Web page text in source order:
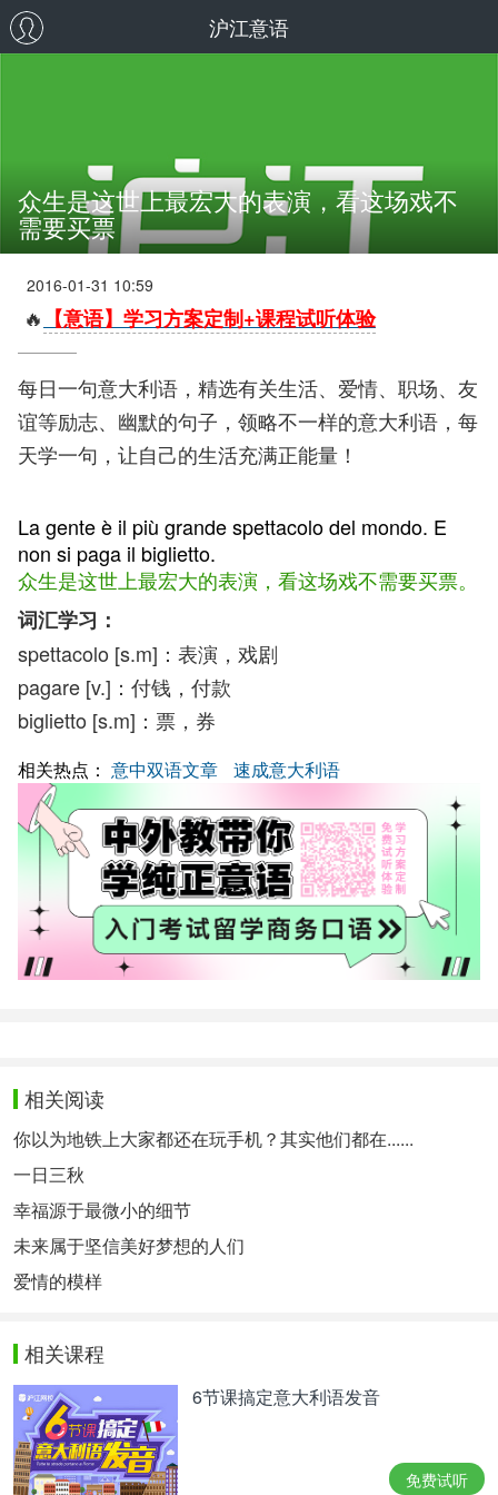
沪江意语
众生是这世上最宏大的表演，看这场戏不
需要买票
2016-01-31 10:59
🔥 【意语】学习方案定制+课程试听体验
每日一句意大利语，精选有关生活、爱情、职场、友
谊等励志、幽默的句子，领略不一样的意大利语，每
天学一句，让自己的生活充满正能量！
La gente è il più grande spettacolo del mondo. E
non si paga il biglietto.
众生是这世上最宏大的表演，看这场戏不需要买票。
词汇学习：
spettacolo [s.m]：表演，戏剧
pagare [v.]：付钱，付款
biglietto [s.m]：票，券
相关热点： 意中双语文章 速成意大利语
相关阅读
你以为地铁上大家都还在玩手机？其实他们都在......
一日三秋
幸福源于最微小的细节
未来属于坚信美好梦想的人们
爱情的模样
相关课程
6节课搞定意大利语发音
免费试听